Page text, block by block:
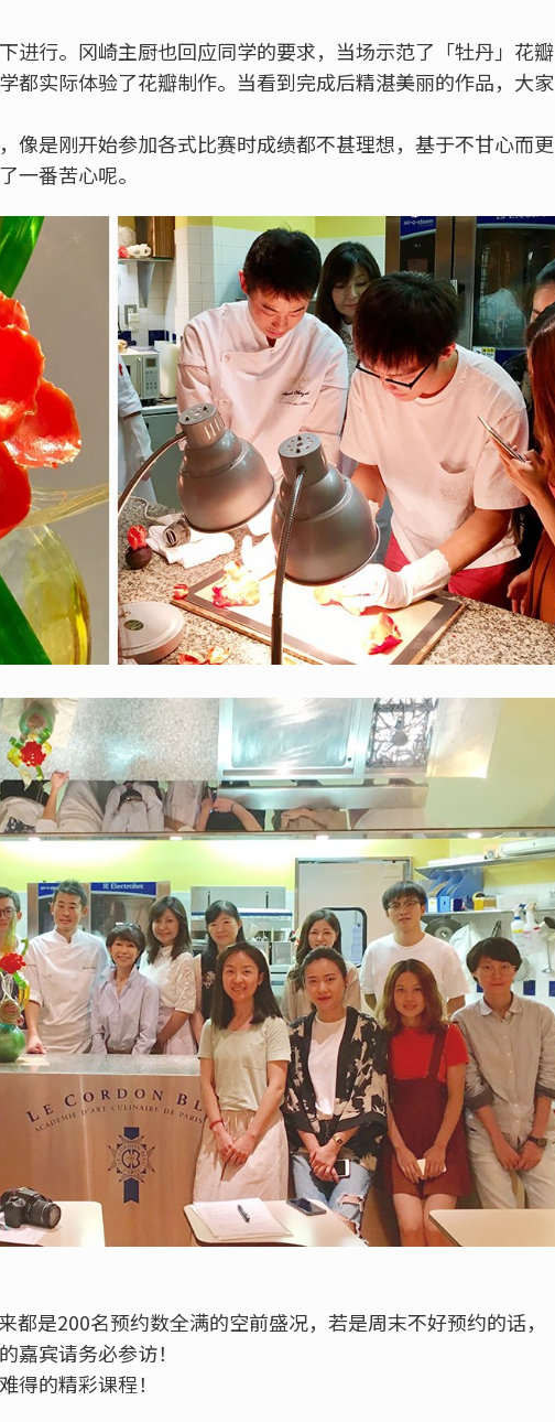
进行。冈崎主厨也回应同学的要求，当场示范了「牡丹」花瓣
都实际体验了花瓣制作。当看到完成后精湛美丽的作品，大家
像是刚开始参加各式比赛时成绩都不甚理想，基于不甘心而更
一番苦心呢。
都是200名预约数全满的空前盛况，若是周末不好预约的话，
嘉宾请务必参访！
得的精彩课程！